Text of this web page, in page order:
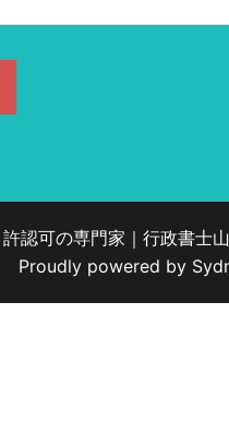
認可の専門家｜行政書士
Proudly powered by